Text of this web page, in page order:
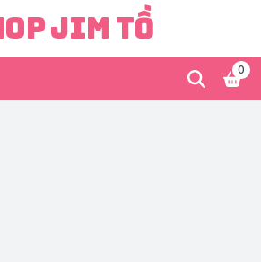
Jim Tồ
0